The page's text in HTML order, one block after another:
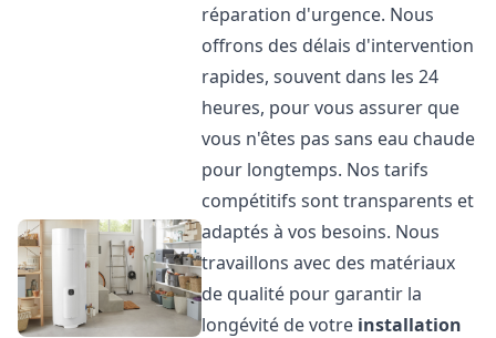
réparation d'urgence. Nous
offrons des délais d'intervention
rapides, souvent dans les 24
heures, pour vous assurer que
vous n'êtes pas sans eau chaude
pour longtemps. Nos tarifs
compétitifs sont transparents et
adaptés à vos besoins. Nous
travaillons avec des matériaux
de qualité pour garantir la
longévité de votre installation